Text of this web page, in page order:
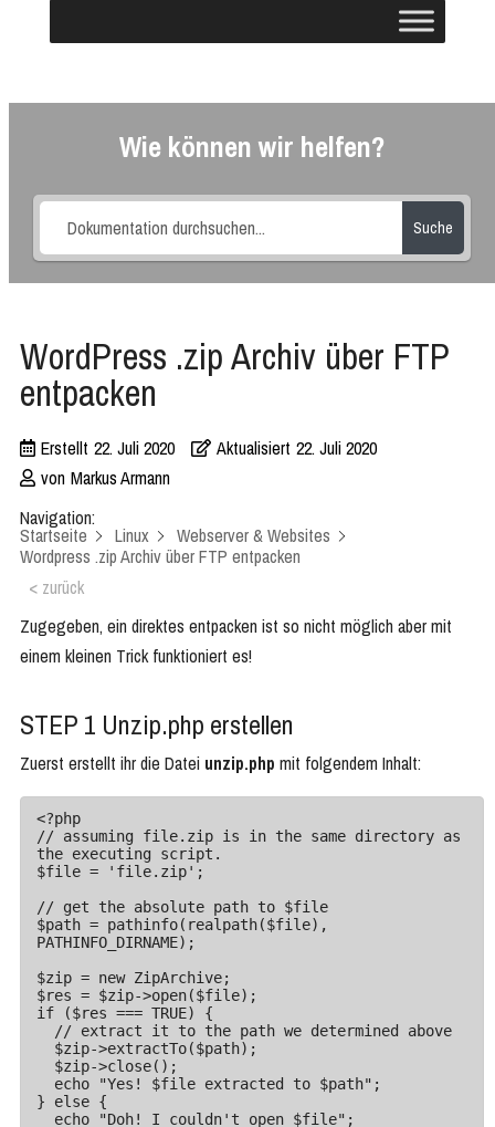
Wie können wir helfen?
Suche
WordPress .zip Archiv über FTP
entpacken
Erstellt 22. Juli 2020 Aktualisiert 22. Juli 2020
von Markus Armann
Navigation:
Startseite Linux
Webserver & Websites
Wordpress .zip Archiv über FTP entpacken
< zurück
Zugegeben, ein direktes entpacken ist so nicht möglich aber mit
einem kleinen Trick funktioniert es!
STEP 1 Unzip.php erstellen
Zuerst erstellt ihr die Datei unzip.php mit folgendem Inhalt:
<?php
// assuming file.zip is in the same directory as
the executing script.
$file = 'file.zip';
// get the absolute path to $file
$path = pathinfo(realpath($file),
PATHINFO_DIRNAME);
$zip = new ZipArchive;
$res = $zip->open($file);
if ($res === TRUE) {
} else {